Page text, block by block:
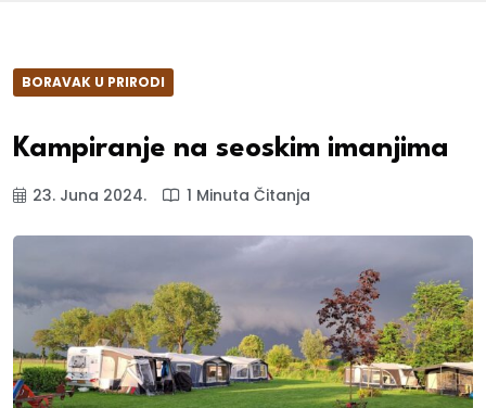
BORAVAK U PRIRODI
Kampiranje na seoskim imanjima
23. Juna 2024. 1 Minuta Čitanja